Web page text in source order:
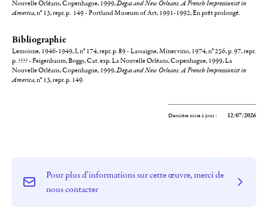
Nouvelle Orléans, Copenhague, 1999,Degas and New Orleans. A French Impressionist in
America, n° 13, repr. p. 149 - Portland Museum of Art, 1991-1992, En prêt prolongé.
Bibliographie
Lemoisne, 1946-1949, I, n° 174, repr. p. 89 - Lassaigne, Minervino, 1974, n° 256, p. 97, repr.
p. ???? - Feigenbaum, Boggs, Cat. exp. La Nouvelle Orléans, Copenhague, 1999, La
Nouvelle Orléans, Copenhague, 1999,Degas and New Orleans. A French Impressionist in
America, n° 13, repr. p. 149.
Dernière mise à jour : 12/07/2026
Pour plus d'informations sur cette œuvre, merci de
nous contacter